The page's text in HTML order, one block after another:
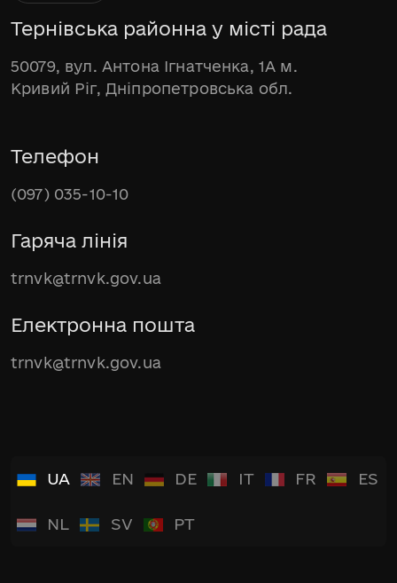
Тернівська районна у місті рада
50079, вул. Антона Ігнатченка, 1А м.
Кривий Ріг, Дніпропетровська обл.
Телефон
(097) 035-10-10
Гаряча лінія
trnvk@trnvk.gov.ua
Електронна пошта
trnvk@trnvk.gov.ua
UA EN DE IT FR ES
NL SV PT